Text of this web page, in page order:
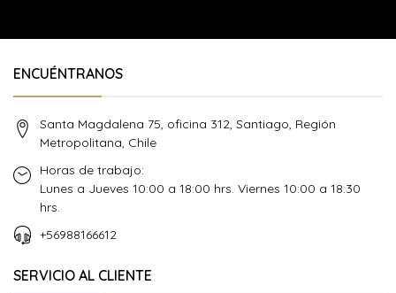
ENCUÉNTRANOS
Santa Magdalena 75, oficina 312, Santiago, Región
Metropolitana, Chile
Horas de trabajo:
Lunes a Jueves 10:00 a 18:00 hrs. Viernes 10:00 a 18:30
hrs.
+56988166612
SERVICIO AL CLIENTE